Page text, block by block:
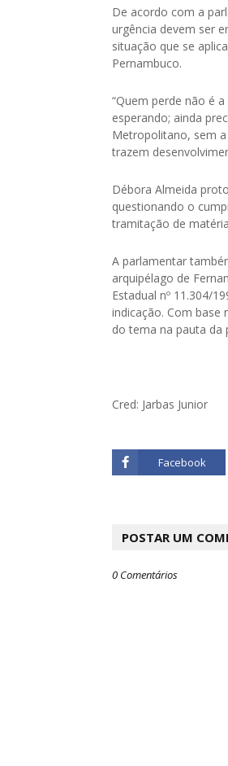
De acordo com a
urgência devem ser
situação que se
Pernambuco.
“Quem perde não é
esperando; ainda
Metropolitano, sem
trazem
Débora Almeida
questionando o
tramitação de
A parlamentar
arquipélago de
Estadual nº 11.304/
indicação. Com base
do tema na pauta da
Cred: Jarbas Junior
Facebook
POSTAR UM
0 Comentários